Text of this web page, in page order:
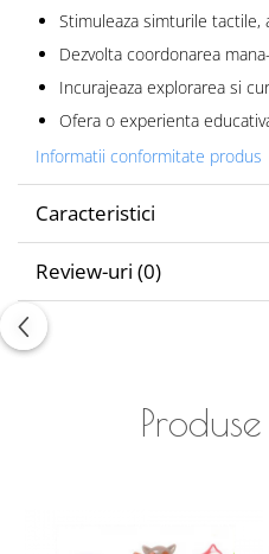
Stimuleaza simturile tactile,
Dezvolta coordonarea
Incurajeaza explorarea si
Ofera o experienta
Informatii conformitate produs
Caracteristici
Review-uri (0)